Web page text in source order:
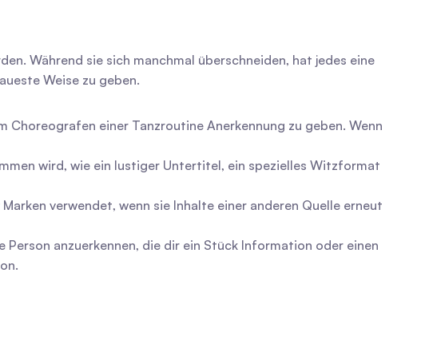
Während sie sich manchmal überschneiden, hat jedes eine
Weise zu geben.
Choreografen einer Tanzroutine Anerkennung zu geben. Wenn
wird, wie ein lustiger Untertitel, ein spezielles Witzformat
verwendet, wenn sie Inhalte einer anderen Quelle erneut
anzuerkennen, die dir ein Stück Information oder einen